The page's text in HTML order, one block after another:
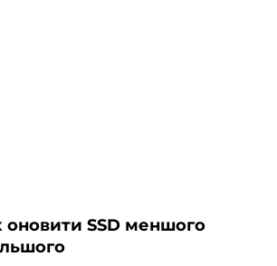
SSD меншого